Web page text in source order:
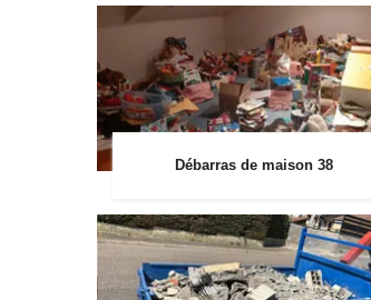
Débarras de maison 38